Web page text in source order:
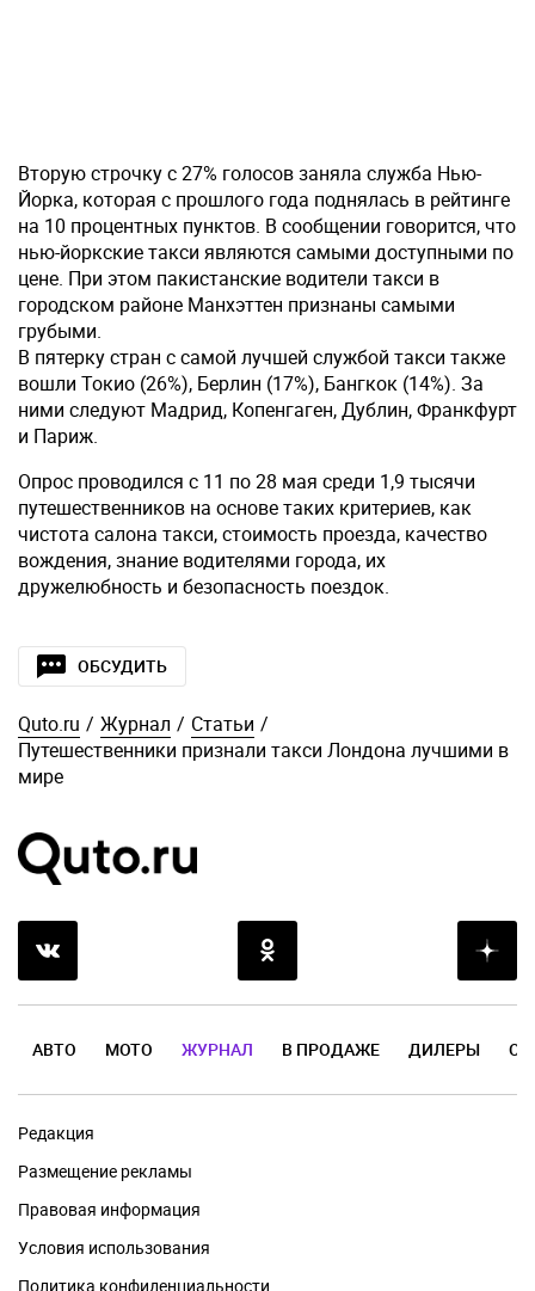
Вторую строчку с 27% голосов заняла служба Нью-
Йорка, которая с прошлого года поднялась в рейтинге
на 10 процентных пунктов. В сообщении говорится, что
нью-йоркские такси являются самыми доступными по
цене. При этом пакистанские водители такси в
городском районе Манхэттен признаны самыми
грубыми.
В пятерку стран с самой лучшей службой такси также
вошли Токио (26%), Берлин (17%), Бангкок (14%). За
ними следуют Мадрид, Копенгаген, Дублин, Франкфурт
и Париж.
Опрос проводился с 11 по 28 мая среди 1,9 тысячи
путешественников на основе таких критериев, как
чистота салона такси, стоимость проезда, качество
вождения, знание водителями города, их
дружелюбность и безопасность поездок.
ОБСУДИТЬ
Quto.ru / Журнал / Статьи /
Путешественники признали такси Лондона лучшими в
мире
АВТО МОТО ЖУРНАЛ В ПРОДАЖЕ ДИЛЕРЫ
Редакция
Размещение рекламы
Правовая информация
Условия использования
Политика конфиденциальности